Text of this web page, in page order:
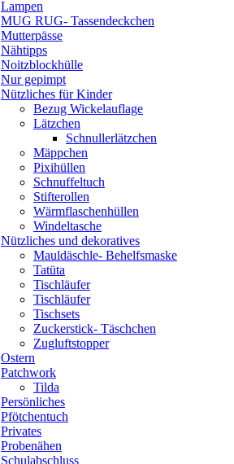
Lampen
MUG RUG- Tassendeckchen
Mutterpässe
Nähtipps
Noitzblockhülle
Nur gepimpt
Nützliches für Kinder
Bezug Wickelauflage
Lätzchen
Schnullerlätzchen
Mäppchen
Pixihüllen
Schnuffeltuch
Stifterollen
Wärmflaschenhüllen
Windeltasche
Nützliches und dekoratives
Mauldäschle- Behelfsmaske
Tatüta
Tischläufer
Tischläufer
Tischsets
Zuckerstick- Täschchen
Zugluftstopper
Ostern
Patchwork
Tilda
Persönliches
Pfötchentuch
Privates
Probenähen
Schulabschluss